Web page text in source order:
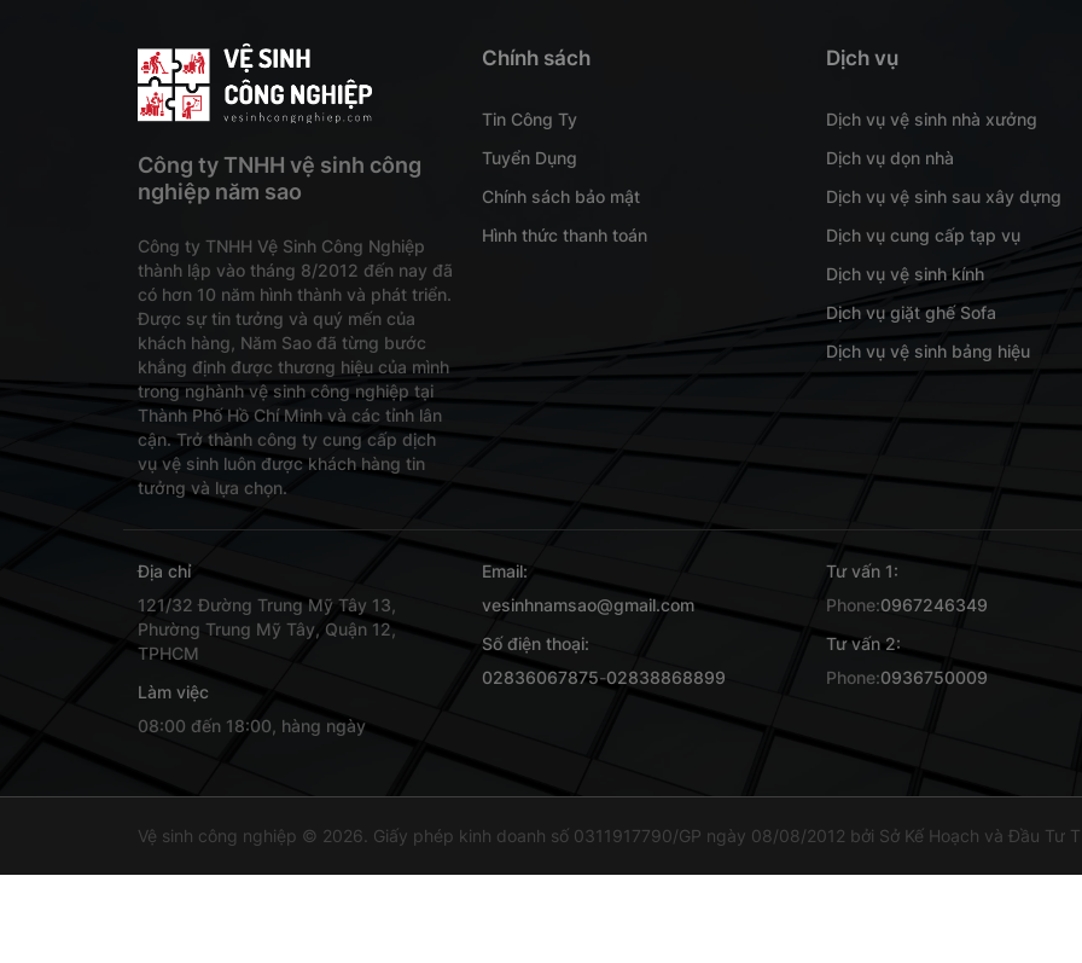
Công ty TNHH vệ sinh công
nghiệp năm sao
Công ty TNHH Vệ Sinh Công Nghiệp
thành lập vào tháng 8/2012 đến nay đã
có hơn 10 năm hình thành và phát triển.
Được sự tin tưởng và quý mến của
khách hàng, Năm Sao đã từng bước
khẳng định được thương hiệu của mình
trong nghành vệ sinh công nghiệp tại
Thành Phố Hồ Chí Minh và các tỉnh lân
cận. Trở thành công ty cung cấp dịch
vụ vệ sinh luôn được khách hàng tin
tưởng và lựa chọn.
Chính sách
Tin Công Ty
Tuyển Dụng
Chính sách bảo mật
Hình thức thanh toán
Dịch vụ
Dịch vụ vệ sinh nhà xưởng
Dịch vụ dọn nhà
Dịch vụ vệ sinh sau xây dựng
Dịch vụ cung cấp tạp vụ
Dịch vụ vệ sinh kính
Dịch vụ giặt ghế Sofa
Dịch vụ vệ sinh bảng hiệu
Địa chỉ
121/32 Đường Trung Mỹ Tây 13,
Phường Trung Mỹ Tây, Quận 12,
TPHCM
Làm việc
08:00 đến 18:00, hàng ngày
Email:
vesinhnamsao@gmail.com
Số điện thoại:
02836067875-02838868899
Tư vấn 1:
Phone:0967246349
Tư vấn 2:
Phone:0936750009
Vệ sinh công nghiệp © 2026. Giấy phép kinh doanh số 0311917790/GP ngày 08/08/2012 bởi Sở Kế Hoạch và Đầu Tư